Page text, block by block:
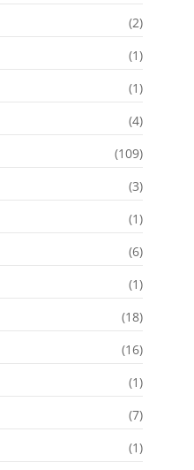
(2)
(1)
(1)
(4)
(109)
(3)
(1)
(6)
(1)
(18)
(16)
(1)
(7)
(1)